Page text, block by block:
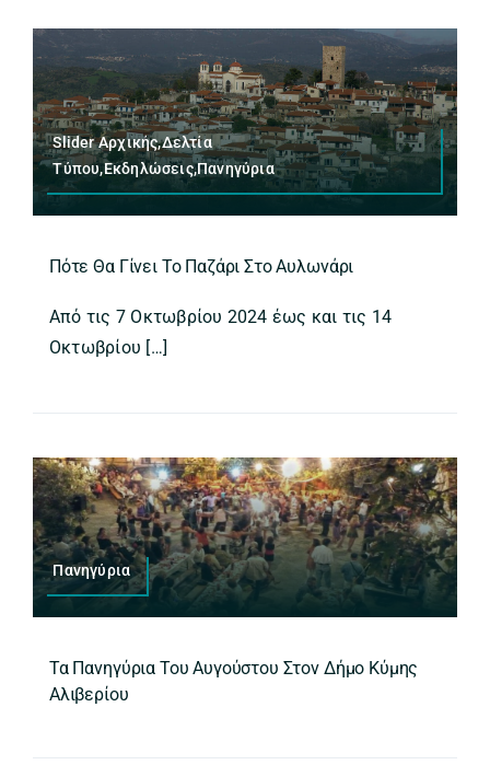
Slider Αρχικής,Δελτία
Τύπου,Εκδηλώσεις,Πανηγύρια
Πότε Θα Γίνει Το Παζάρι Στο Αυλωνάρι
Από τις 7 Οκτωβρίου 2024 έως και τις 14
Οκτωβρίου […]
Πανηγύρια
Τα Πανηγύρια Του Αυγούστου Στον Δήμο Κύμης
Αλιβερίου